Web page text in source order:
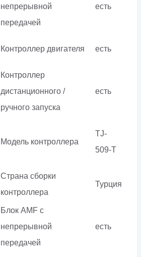
непрерывной
передачей
есть
Контроллер двигателя есть
Контроллер
дистанционного /
ручного запуска
есть
Модель контроллера
TJ-
509-T
Страна сборки
контроллера
Турция
Блок AMF с
непрерывной
передачей
есть